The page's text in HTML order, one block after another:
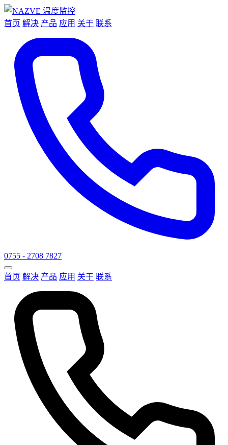
首页 解决 产品 应用 关于 联系
0755 - 2708 7827
首页 解决 产品 应用 关于 联系